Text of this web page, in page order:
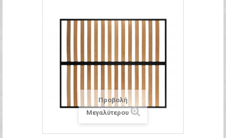
Προβολή
Μεγαλύτερου